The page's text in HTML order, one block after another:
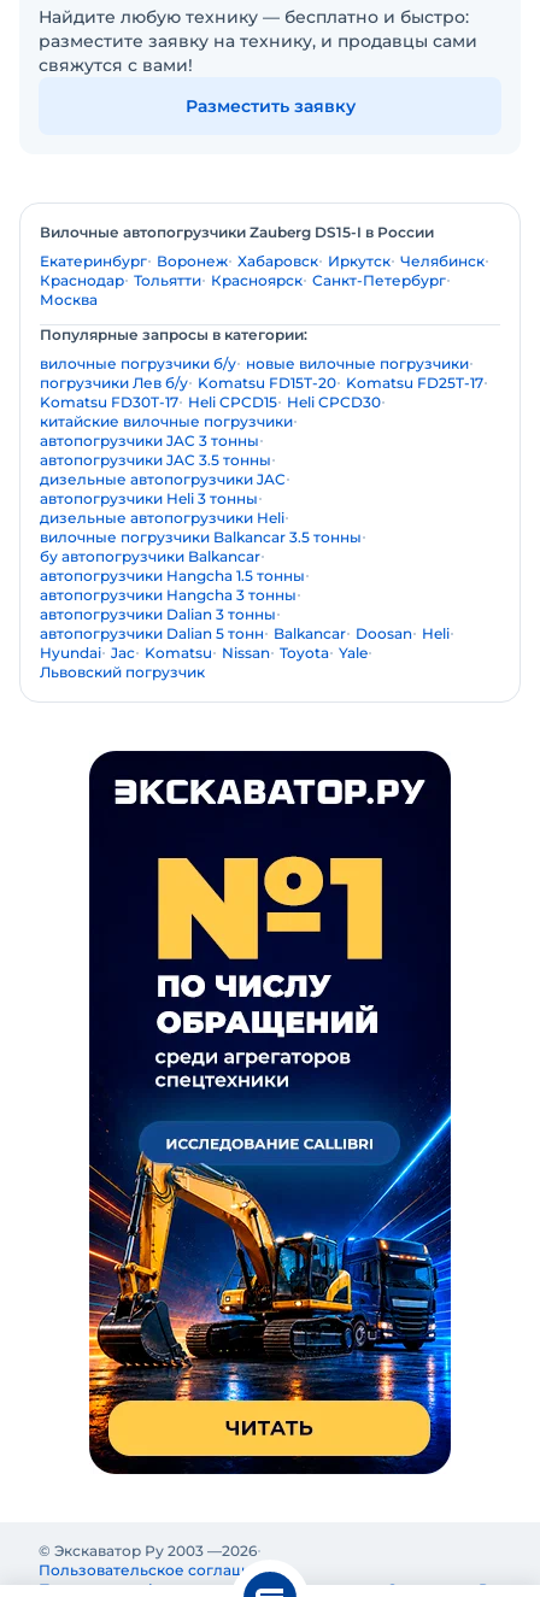
Найдите любую технику — бесплатно и быстро:
разместите заявку на технику, и продавцы сами
свяжутся с вами!
Разместить заявку
Вилочные автопогрузчики Zauberg DS15-I в России
Екатеринбург Воронеж Хабаровск Иркутск Челябинск
Краснодар Тольятти Красноярск Санкт-Петербург
Москва
Популярные запросы в категории:
вилочные погрузчики б/у новые вилочные погрузчики
погрузчики Лев б/у Komatsu FD15T-20 Komatsu FD25T-17
Komatsu FD30T-17 Heli CPCD15 Heli CPCD30
китайские вилочные погрузчики
автопогрузчики JAC 3 тонны
автопогрузчики JAC 3.5 тонны
дизельные автопогрузчики JAC
автопогрузчики Heli 3 тонны
дизельные автопогрузчики Heli
вилочные погрузчики Balkancar 3.5 тонны
бу автопогрузчики Balkancar
автопогрузчики Hangcha 1.5 тонны
автопогрузчики Hangcha 3 тонны
автопогрузчики Dalian 3 тонны
автопогрузчики Dalian 5 тонн
Balkancar Doosan Heli
Hyundai Jac Komatsu Nissan Toyota Yale
Львовский погрузчик
© Экскаватор Ру 2003 —2026
Пользовательское соглашение
Политика конфиденциальности
Реклама на Экскаватор Ру